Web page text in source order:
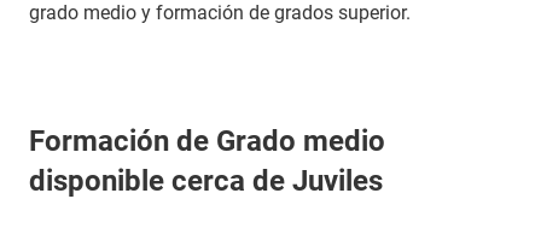
grado medio y formación de grados superior.
Formación de Grado medio
disponible cerca de Juviles